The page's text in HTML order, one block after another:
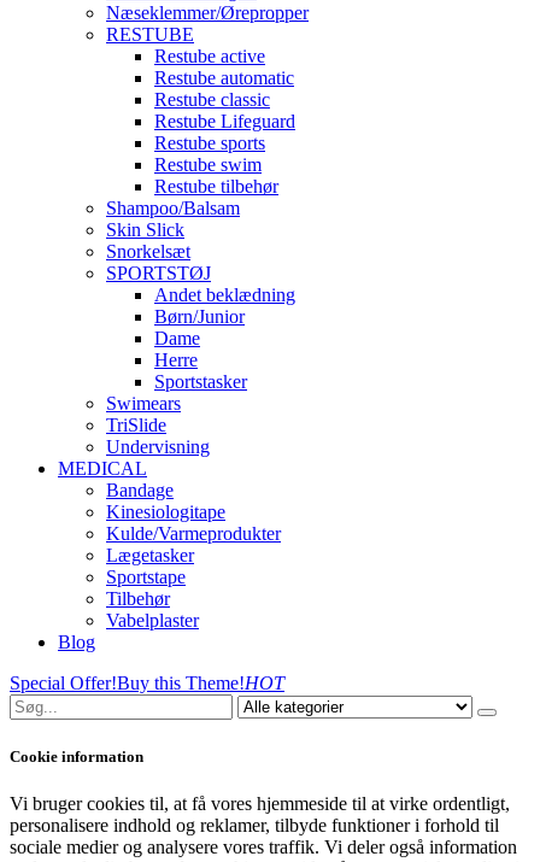
Næseklemmer/Ørepropper
RESTUBE
Restube active
Restube automatic
Restube classic
Restube Lifeguard
Restube sports
Restube swim
Restube tilbehør
Shampoo/Balsam
Skin Slick
Snorkelsæt
SPORTSTØJ
Andet beklædning
Børn/Junior
Dame
Herre
Sportstasker
Swimears
TriSlide
Undervisning
MEDICAL
Bandage
Kinesiologitape
Kulde/Varmeprodukter
Lægetasker
Sportstape
Tilbehør
Vabelplaster
Blog
Special Offer!Buy this Theme!HOT
Cookie information
Vi bruger cookies til, at få vores hjemmeside til at virke ordentligt,
personalisere indhold og reklamer, tilbyde funktioner i forhold til
sociale medier og analysere vores traffik. Vi deler også information